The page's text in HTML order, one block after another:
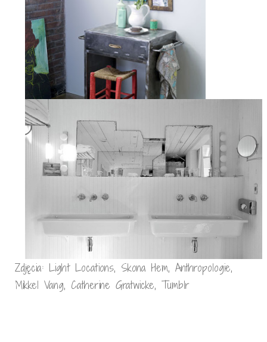
Zdjęcia: Light Locations, Skona Hem, Anthropologie,
Mikkel Vang, Catherine Gratwicke, Tumblr